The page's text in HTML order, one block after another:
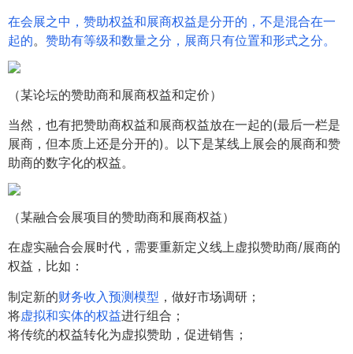
在会展之中，赞助权益和展商权益是分开的，不是混合在一
起的。 赞助有等级和数量之分，展商只有位置和形式之分。
（某论坛的赞助商和展商权益和定价）
当然，也有把赞助商权益和展商权益放在一起的(最后一栏是
展商，但本质上还是分开的)。以下是某线上展会的展商和赞
助商的数字化的权益。
（某融合会展项目的赞助商和展商权益）
在虚实融合会展时代，需要重新定义线上虚拟赞助商/展商的
权益，比如：
制定新的财务收入预测模型 ，做好市场调研；
将虚拟和实体的权益进行组合；
将传统的权益转化为虚拟赞助，促进销售；